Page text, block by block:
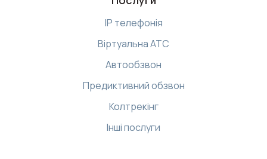
IP телефонія
Віртуальна АТС
Автообзвон
Предиктивний обзвон
Колтрекінг
Інші послуги